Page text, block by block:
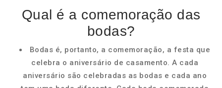
Qual é a comemoração das
bodas?
Bodas é, portanto, a comemoração, a festa que
celebra o aniversário de casamento. A cada
aniversário são celebradas as bodas e cada ano